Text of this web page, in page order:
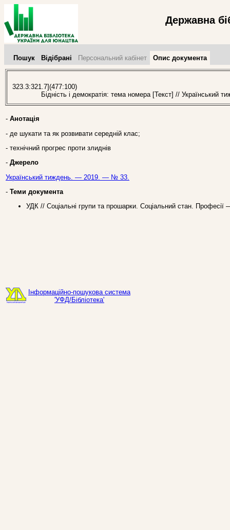
Державна
Пошук Відібрані Персональний кабінет Опис документа
323.3:321.7](477:100)
Бідність і демократія: тема номера [Текст] //
- Анотація
- де шукати та як розвивати середній клас;
- технічний прогрес проти злиднів
- Джерело
Український тиждень. — 2019. — № 33.
- Теми документа
УДК // Соціальні групи та прошарки. Соціальний стан. Професії
Інформаційно-пошукова система
'УФД/Бібліотека'